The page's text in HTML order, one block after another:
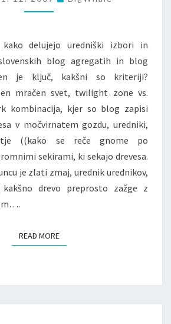
ŽELIM,
ŽELIM…
delujejo uredniški izbori in
blog agregatih in blog
je ključ, kakšni so kriteriji?
mračen svet, twilight zone vs.
kombinacija, kjer so blog zapisi
v močvirnatem gozdu, uredniki,
((kako se reče gnome po
sekirami, ki sekajo drevesa.
je zlati zmaj, urednik urednikov,
drevo preprosto zažge z
READ MOREREAD MORE